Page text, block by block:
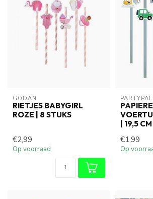
GODAN
RIETJES BABYGIRL
ROZE | 8 STUKS
€2,99
Op voorraad
PARTYPAL
| 19,5 CM
€1,99
Op